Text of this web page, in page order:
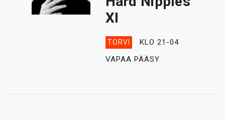
XI
TORVI
KLO 21-04
VAPAA PÄÄSY